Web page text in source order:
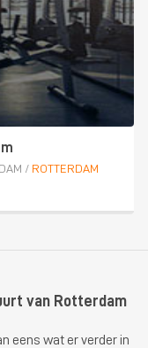
/ ROTTERDAM
van Rotterdam
eens wat er verder in